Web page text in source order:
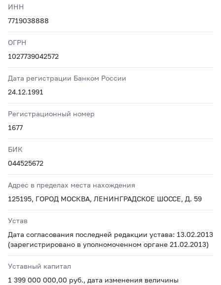
ИНН
7719038888
ОГРН
1027739042572
Дата регистрации Банком России
24.12.1991
Регистрационный номер
1677
БИК
044525672
Адрес в пределах места нахождения
125195, ГОРОД МОСКВА, ЛЕНИНГРАДСКОЕ ШОССЕ, Д. 59
Устав
Дата согласования последней редакции устава: 13.02.2013
(зарегистрировано в уполномоченном органе 21.02.2013)
Уставный капитал
1 399 000 000,00 руб., дата изменения величины